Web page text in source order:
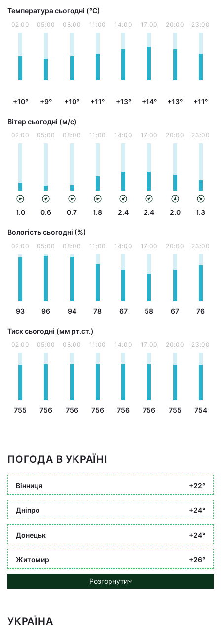
Температура сьогодні (°С)
02:00
+10°
05:00
+9°
08:00
+10°
11:00
+11°
14:00
+13°
17:00
+14°
20:00
+13°
23:00
+11°
Вітер сьогодні (м/с)
02:00
1.0
05:00
0.6
08:00
0.7
11:00
1.8
14:00
2.4
17:00
2.4
20:00
2.0
23:00
1.3
Вологість сьогодні (%)
02:00
93
05:00
96
08:00
94
11:00
78
14:00
67
17:00
58
20:00
67
23:00
76
Тиск сьогодні (мм рт.ст.)
02:00
755
05:00
756
08:00
756
11:00
756
14:00
756
17:00
756
20:00
755
23:00
754
ПОГОДА В УКРАЇНІ
Вінниця +22°
Дніпро +24°
Донецьк +24°
Житомир +26°
Розгорнути
УКРАЇНА